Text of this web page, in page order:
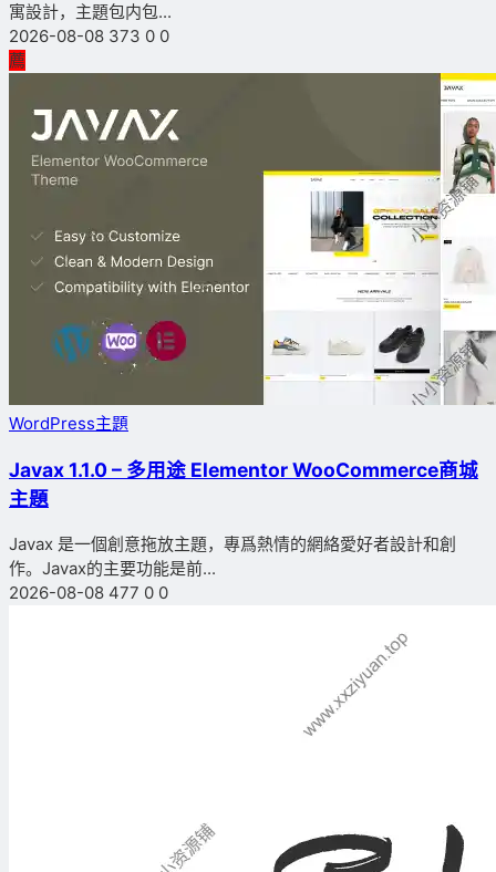
寓設計，主題包内包...
2026-08-08 373 0 0
薦
WordPress主題
Javax 1.1.0 – 多用途 Elementor WooCommerce商城
主題
Javax 是一個創意拖放主題，專爲熱情的網絡愛好者設計和創
作。Javax的主要功能是前...
2026-08-08 477 0 0